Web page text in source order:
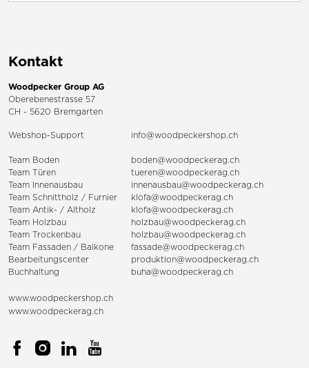
Kontakt
Woodpecker Group AG
Oberebenestrasse 57
CH - 5620 Bremgarten
Webshop-Support info@woodpeckershop.ch
Team Boden
boden@woodpeckerag.ch
Team Türen
tueren@woodpeckerag.ch
Team Innenausbau
innenausbau@woodpeckerag.ch
Team Schnittholz / Furnier
klofa@woodpeckerag.ch
Team Antik- / Altholz
klofa@woodpeckerag.ch
Team Holzbau
holzbau@woodpeckerag.ch
Team Trockenbau
holzbau@woodpeckerag.ch
Team Fassaden / Balkone
fassade@woodpeckerag.ch
Bearbeitungscenter
produktion@woodpeckerag.ch
Buchhaltung
buha@woodpeckerag.ch
www.woodpeckershop.ch
www.woodpeckerag.ch